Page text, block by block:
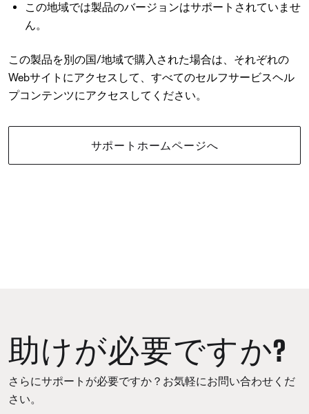
この地域では製品のバージョンはサポートされていませ
ん。
この製品を別の国/地域で購入された場合は、それぞれの
Webサイトにアクセスして、すべてのセルフサービスヘル
プコンテンツにアクセスしてください。
サポートホームページへ
助けが必要ですか?
さらにサポートが必要ですか？お気軽にお問い合わせくだ
さい。